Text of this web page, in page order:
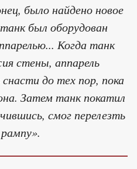
было найдено новое
был оборудован
Когда танк
стены, аппарель
до тех пор, пока
Затем танк покатил
смог перелезть